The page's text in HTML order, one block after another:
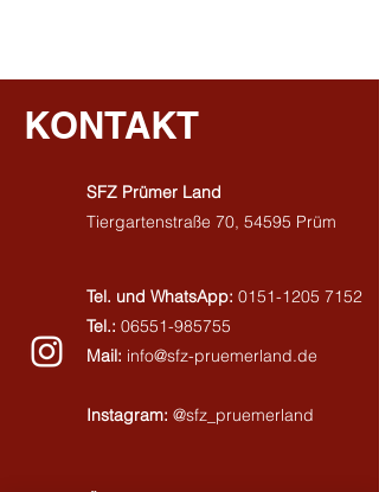
KONTAKT
SFZ Prümer Land
Tiergartenstraße 70, 54595 Prüm
Tel. und WhatsApp: 0151-1205 7152
Tel.: 06551-985755
Mail: info@sfz-pruemerland.de
Instagram: @sfz_pruemerland